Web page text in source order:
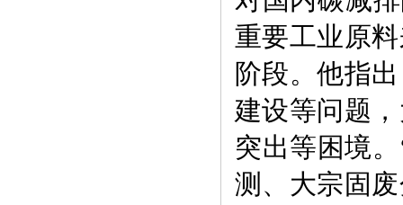
重要工业原
阶段。他指
建设等问题
突出等困境
测、大宗固